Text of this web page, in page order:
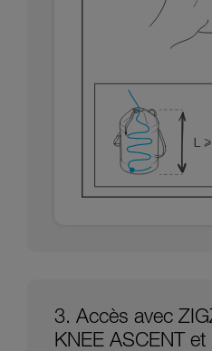
3. Accès avec
KNEE ASCENT et